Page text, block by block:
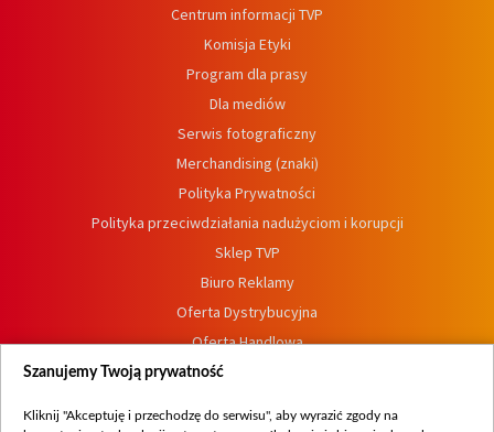
Centrum informacji TVP
Komisja Etyki
Program dla prasy
Dla mediów
Serwis fotograficzny
Merchandising (znaki)
Polityka Prywatności
Polityka przeciwdziałania nadużyciom i korupcji
Sklep TVP
Biuro Reklamy
Oferta Dystrybucyjna
Oferta Handlowa
Dostępność
Szanujemy Twoją prywatność
Kliknij "Akceptuję i przechodzę do serwisu", aby wyrazić zgody na